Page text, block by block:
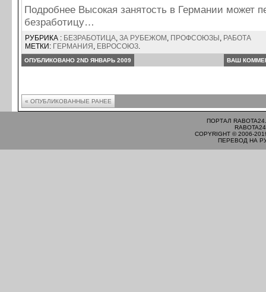
Подробнее Высокая занятость в Германии может
безработицу…
РУБРИКА : БЕЗРАБОТИЦА, ЗА РУБЕЖОМ , ПРОФСОЮЗЫ , РАБОТА
МЕТКИ: ГЕРМАНИЯ , ЕВРОСОЮЗ.
ОПУБЛИКОВАНО 2ND ЯНВАРЬ 2009 ВАШ
« ОПУБЛИКОВАННЫЕ РАНЕЕ
ПОРТАЛ
COPYRIGHT © 2006-
ПЕРЕВОД НА